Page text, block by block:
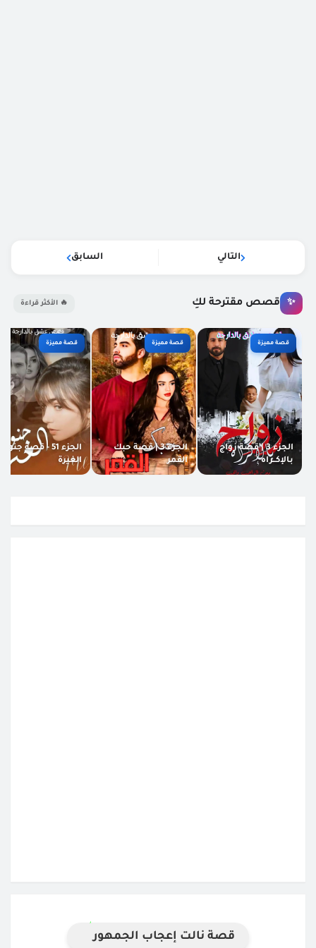
التالي السابق
✨ قصص مقترحة لكِ 🔥 الأكثر قراءة
قصة مميزة
الجزء 3 | قصة زواج
بالإكــراه
قصة مميزة
الجزء 3 | قصة حبك
القمر
قصة مميزة
الجزء 51 - قصة جنون
الغيرة
قصة نالت إعجاب الجمهور